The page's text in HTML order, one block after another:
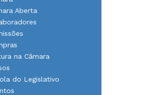
Aberta
na Câmara
do Legislativo